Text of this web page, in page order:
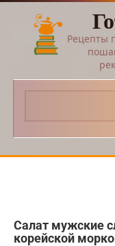
Перейти
контенту
Рецепты
Салат мужские
корейской